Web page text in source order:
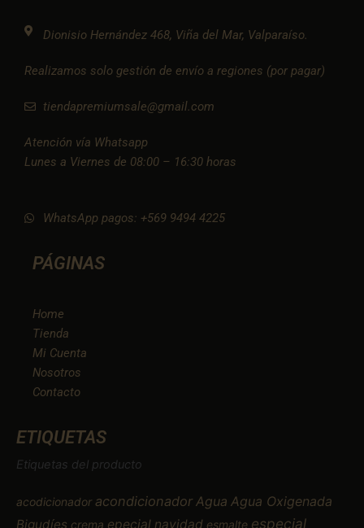
Dionisio Hernández 468, Viña del Mar, Valparaíso.
Realizamos solo gestión de envío a regiones (por pagar)
tiendapremiumsale@gmail.com
Atención vía Whatsapp
Lunes a Viernes de 08:00 – 16:30 horas
WhatsApp pagos: +569 9494 4225
PÁGINAS
Home
Tienda
Mi Cuenta
Nosotros
Contacto
ETIQUETAS
Etiquetas del producto
acodicionador acondicionador Agua Agua Oxigenada
Bigudíes crema epecial navidad esmalte especial